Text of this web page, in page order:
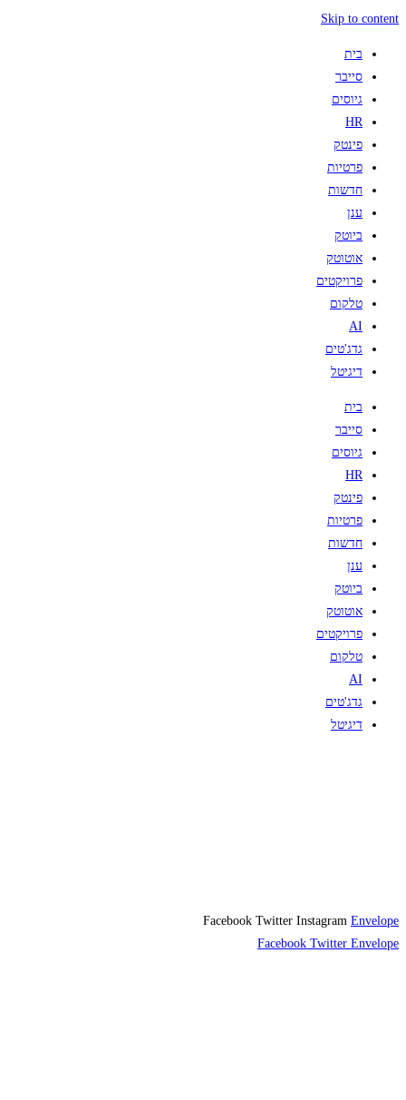
Skip to content
בית
סייבר
גיוסים
HR
פינטק
פרטיות
חדשות
ענן
ביוטק
אוטוטק
פרויקטים
טלקום
AI
גדג'טים
דיגיטל
בית
סייבר
גיוסים
HR
פינטק
פרטיות
חדשות
ענן
ביוטק
אוטוטק
פרויקטים
טלקום
AI
גדג'טים
דיגיטל
Facebook Twitter Instagram Envelope
Facebook Twitter Envelope